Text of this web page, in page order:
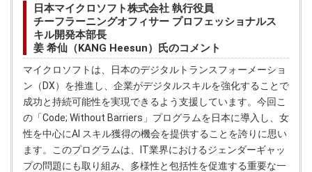
日本マイクロソフト株式会社 執行役員
チーフラーニングオフィサー プロフェッショナルス
キル開発本部長
姜 希仙（KANG Heesun）氏のコメント
マイクロソフトは、日本のデジタルトランスフォーメーショ
ン（DX）を推進し、企業がデジタルスキルを強化することで
成功と持続可能性を実現できるよう支援しています。今回こ
の「Code; Without Barriers」プログラムを日本に導入し、女
性を中心にAI スキル獲得の機会を提供することを誇りに思い
ます。このプログラムは、IT業界におけるジェンダーギャッ
プの問題にも取り組み、多様性と包括性を促進する重要な一